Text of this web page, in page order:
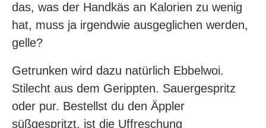
das, was der Handkäs an Kalorien zu wenig
hat, muss ja irgendwie ausgeglichen werden,
gelle?
Getrunken wird dazu natürlich Ebbelwoi.
Stilecht aus dem Gerippten. Sauergespritz
oder pur. Bestellst du den Äppler
süßgespritzt, ist die Uffreschung